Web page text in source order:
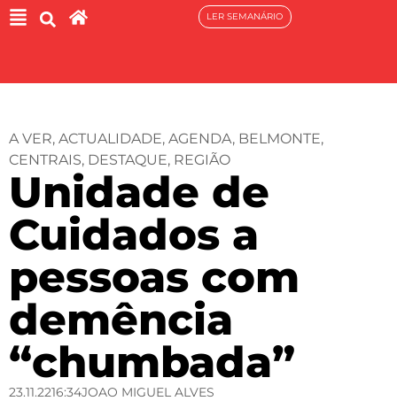
LER SEMANÁRIO
A VER, ACTUALIDADE, AGENDA, BELMONTE,
CENTRAIS, DESTAQUE, REGIÃO
Unidade de
Cuidados a
pessoas com
demência
“chumbada”
23.11.2216:34JOAO MIGUEL ALVES